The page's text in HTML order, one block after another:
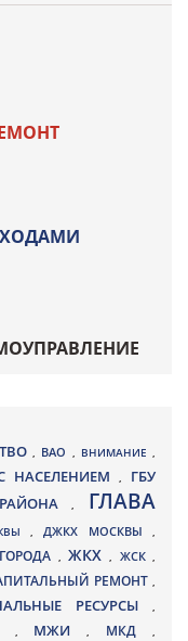
, ВАО , ВНИМАНИЕ ,
НАСЕЛЕНИЕМ , ГБУ
, ГЛАВА
,ДЖКХ МОСКВЫ ,
, ЖКХ, ЖСК,
РЕМОНТ ,
РЕСУРСЫ,
, МЖИ, МКД ,